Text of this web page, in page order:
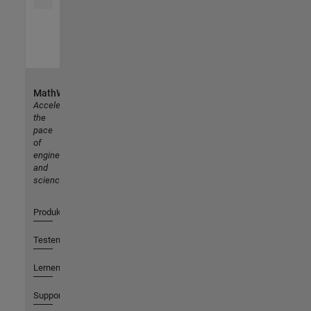
MathWorks
Accelerating
the
pace
of
engineering
and
science
Produkte
Testen oder Kaufen
Lernen
Support